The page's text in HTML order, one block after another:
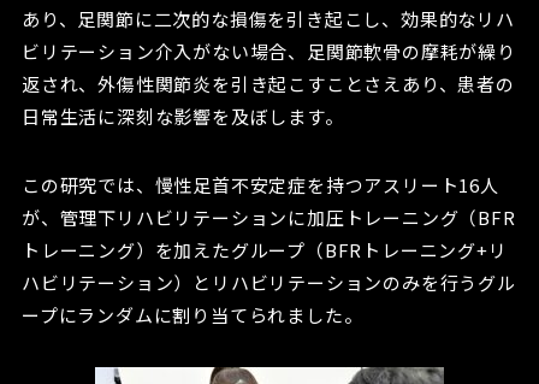
あり、足関節に二次的な損傷を引き起こし、効果的なリハ
ビリテーション介入がない場合、足関節軟骨の摩耗が繰り
返され、外傷性関節炎を引き起こすことさえあり、患者の
日常生活に深刻な影響を及ぼします。
この研究では、慢性足首不安定症を持つアスリート16人
が、管理下リハビリテーションに加圧トレーニング（BFR
トレーニング）を加えたグループ（BFRトレーニング+リ
ハビリテーション）とリハビリテーションのみを行うグル
ープにランダムに割り当てられました。